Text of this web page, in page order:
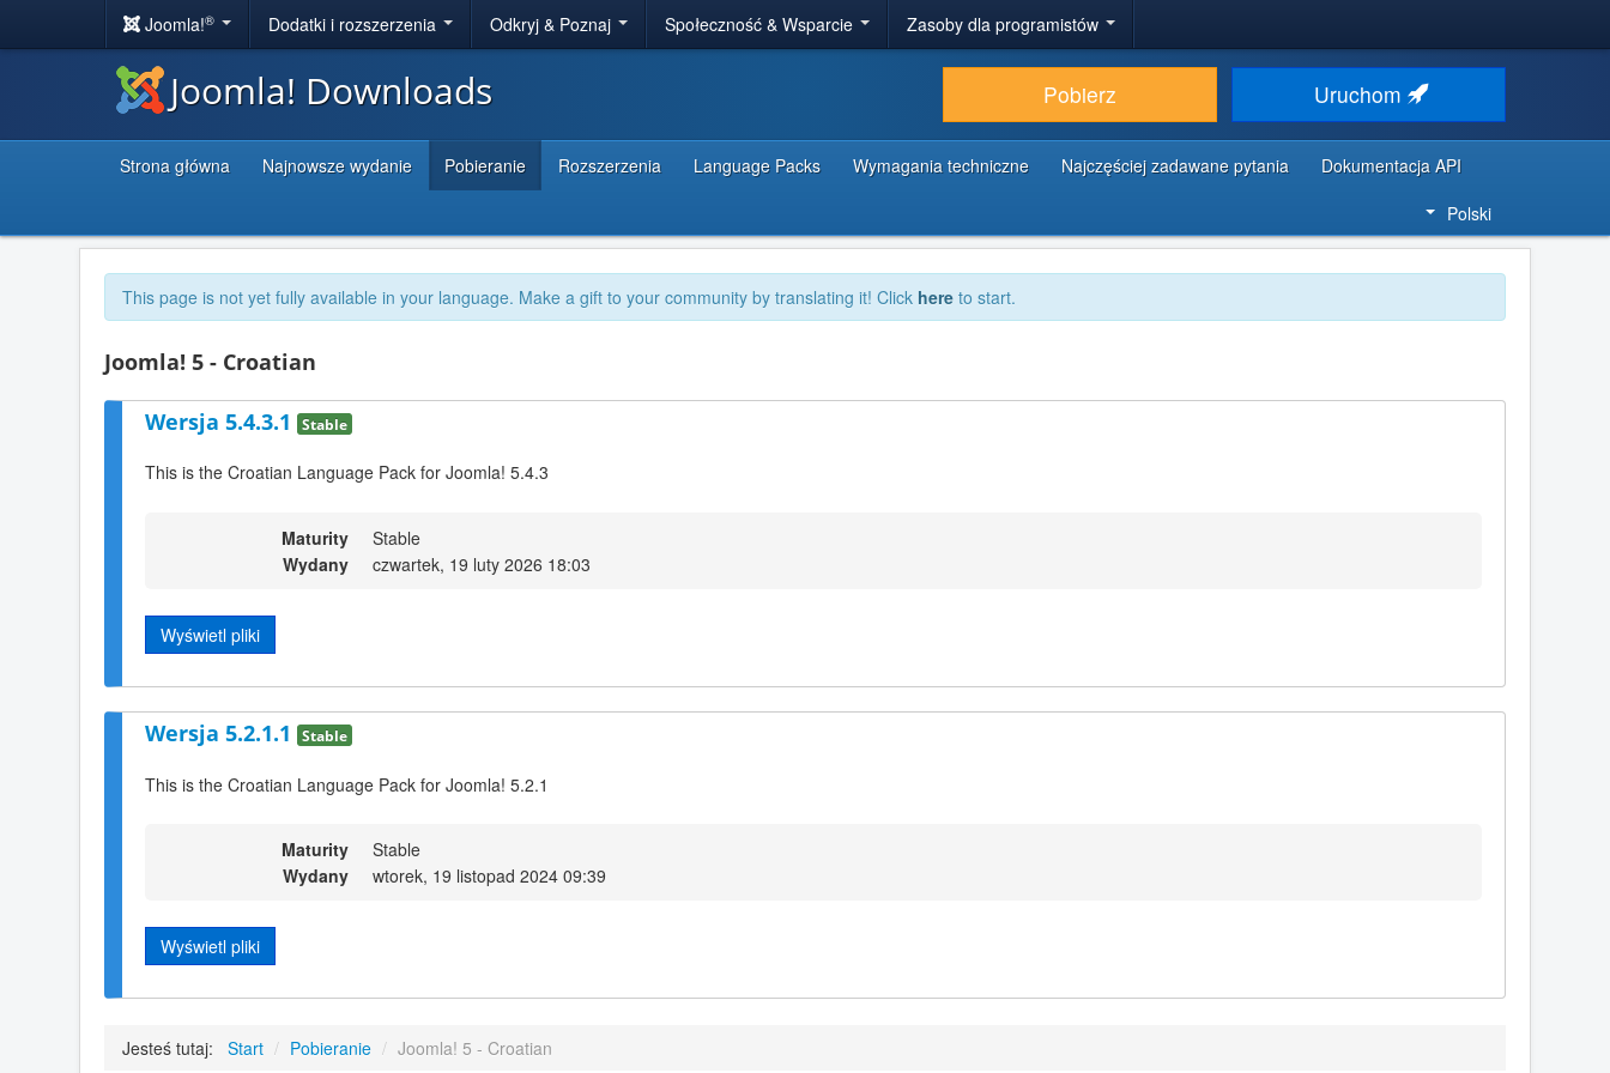
Joomla!® Dodatki i rozszerzenia Odkryj & Poznaj Społeczność & Wsparcie Zasoby dla programistów
Joomla! Downloads Pobierz Uruchom
Strona główna Najnowsze wydanie Pobieranie Rozszerzenia Language Packs Wymagania techniczne Najczęściej zadawane pytania
Dokumentacja API
Polski
This page is not yet fully available in your language. Make a gift to your community by translating it! Click here to start.
Joomla! 5 - Croatian
Wersja 5.4.3.1 Stable
This is the Croatian Language Pack for Joomla! 5.4.3
Maturity
Stable
Wydany
czwartek, 19 luty 2026 18:03
Wyświetl pliki
Wersja 5.2.1.1 Stable
This is the Croatian Language Pack for Joomla! 5.2.1
Maturity
Stable
Wydany
wtorek, 19 listopad 2024 09:39
Wyświetl pliki
Jesteś tutaj: Start / Pobieranie / Joomla! 5 - Croatian